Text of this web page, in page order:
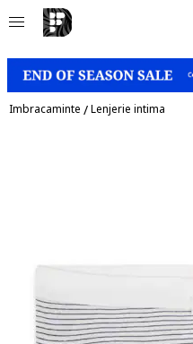
Imbracaminte /Lenjerie intima